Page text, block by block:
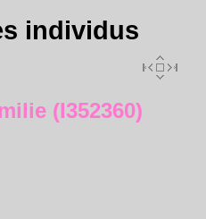
individus
(I352360)